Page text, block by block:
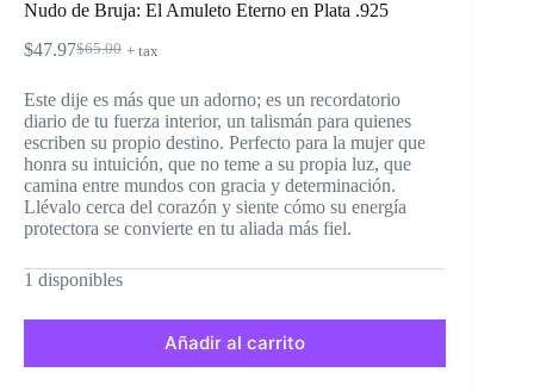
Nudo de Bruja: El Amuleto Eterno en Plata .925
$65.00
El
original
era:
$65.00.
$47.97El
actual
es:
$47.97.
+ tax
Este dije es más que un adorno; es un recordatorio
diario de tu fuerza interior, un talismán para quienes
escriben su propio destino. Perfecto para la mujer que
honra su intuición, que no teme a su propia luz, que
camina entre mundos con gracia y determinación.
Llévalo cerca del corazón y siente cómo su energía
protectora se convierte en tu aliada más fiel.
1 disponibles
Añadir al carrito